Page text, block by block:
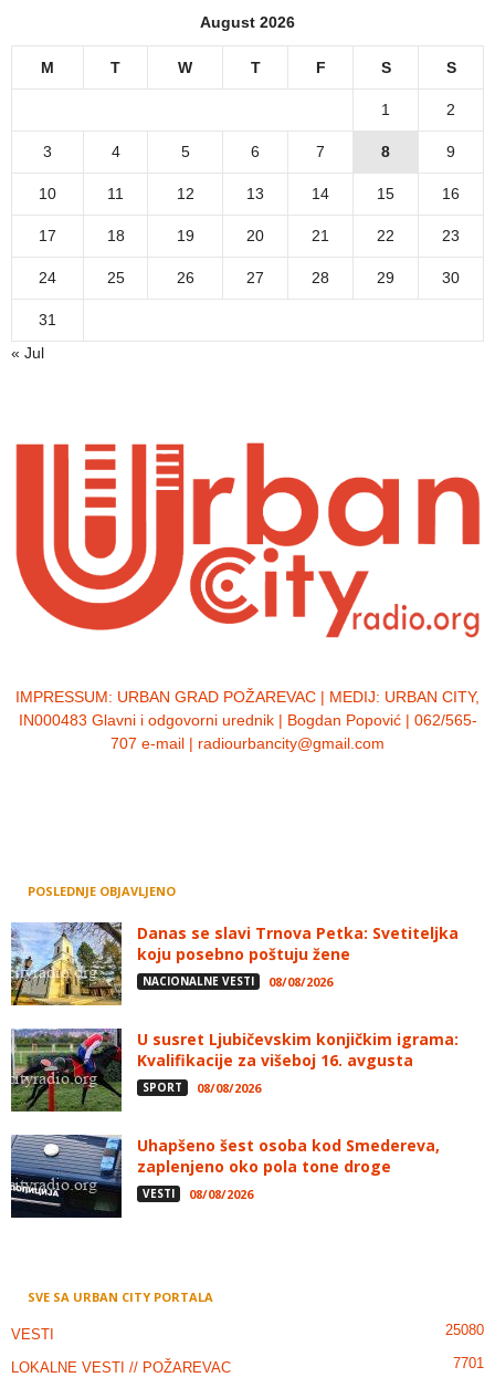
August 2026
M T W T F S S
1 2
3 4 5 6 7 8 9
10 11 12 13 14 15 16
17 18 19 20 21 22 23
24 25 26 27 28 29 30
31
« Jul
IMPRESSUM: URBAN GRAD POŽAREVAC | MEDIJ: URBAN CITY,
IN000483 Glavni i odgovorni urednik | Bogdan Popović | 062/565-
707 e-mail | radiourbancity@gmail.com
POSLEDNJE OBJAVLJENO
Danas se slavi Trnova Petka: Svetiteljka
koju posebno poštuju žene
NACIONALNE VESTI 08/08/2026
U susret Ljubičevskim konjičkim igrama:
Kvalifikacije za višeboj 16. avgusta
SPORT 08/08/2026
Uhapšeno šest osoba kod Smedereva,
zaplenjeno oko pola tone droge
VESTI 08/08/2026
SVE SA URBAN CITY PORTALA
VESTI 25080
LOKALNE VESTI // POŽAREVAC 7701